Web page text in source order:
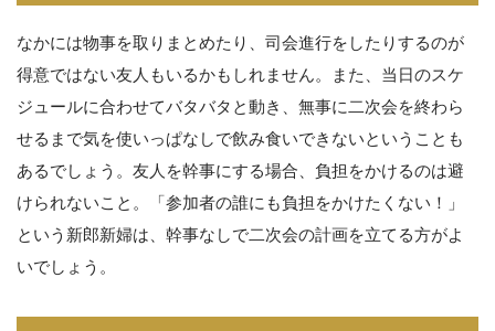
なかには物事を取りまとめたり、司会進行をしたりするのが
得意ではない友人もいるかもしれません。また、当日のスケ
ジュールに合わせてバタバタと動き、無事に二次会を終わら
せるまで気を使いっぱなしで飲み食いできないということも
あるでしょう。友人を幹事にする場合、負担をかけるのは避
けられないこと。「参加者の誰にも負担をかけたくない！」
という新郎新婦は、幹事なしで二次会の計画を立てる方がよ
いでしょう。